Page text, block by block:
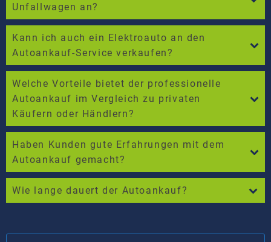
Unfallwagen an?
Kann ich auch ein Elektroauto an den
Autoankauf-Service verkaufen?
Welche Vorteile bietet der professionelle
Autoankauf im Vergleich zu privaten
Käufern oder Händlern?
Haben Kunden gute Erfahrungen mit dem
Autoankauf gemacht?
Wie lange dauert der Autoankauf?